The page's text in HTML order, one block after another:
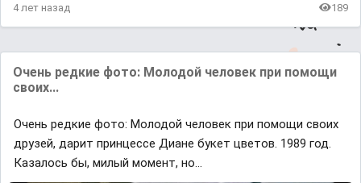
4 лет назад 189
Очень редкие фото: Молодой человек при помощи
своих...
Очень редкие фото: Молодой человек при помощи своих
друзей, дарит принцессе Диане букет цветов. 1989 год.
Казалось бы, милый момент, но…